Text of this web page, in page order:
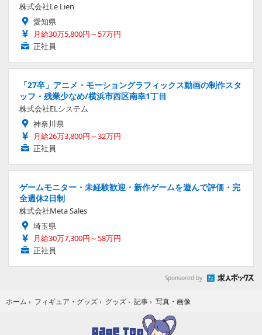
株式会社Le Lien
愛知県
月給30万5,800円～57万円
正社員
「27卒」アニメ・モーショングラフィックス動画の制作スタ
ッフ・残業少なめ/横浜市西区南幸1丁目
株式会社ELシステム
神奈川県
月給26万3,800円～32万円
正社員
ゲームモニター・未経験歓迎・新作ゲームを遊んで評価・完
全週休2日制
株式会社Meta Sales
埼玉県
月給30万7,300円～58万円
正社員
Sponsored by
ホーム › フィギュア・グッズ › グッズ › 記事 › 写真・画像